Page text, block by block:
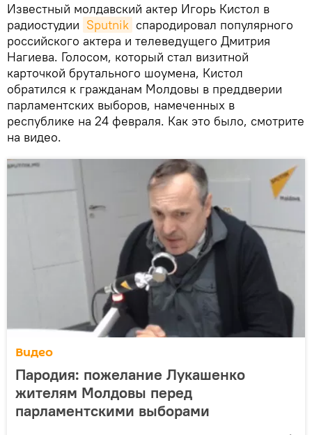
Известный молдавский актер Игорь Кистол в
радиостудии Sputnik спародировал популярного
российского актера и телеведущего Дмитрия
Нагиева. Голосом, который стал визитной
карточкой брутального шоумена, Кистол
обратился к гражданам Молдовы в преддверии
парламентских выборов, намеченных в
республике на 24 февраля. Как это было, смотрите
на видео.
Видео
Пародия: пожелание Лукашенко
жителям Молдовы перед
парламентскими выборами